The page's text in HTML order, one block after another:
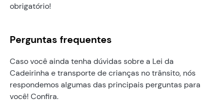
obrigatório!
Perguntas frequentes
Caso você ainda tenha dúvidas sobre a Lei da
Cadeirinha e transporte de crianças no trânsito, nós
respondemos algumas das principais perguntas para
você! Confira.